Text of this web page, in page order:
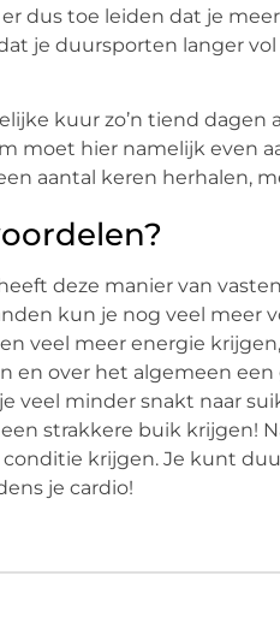
dus toe leiden dat je
je duursporten langer
kuur zo’n tiend
moet hier namelijk even
aantal keren herhalen,
deze manier van
kun je nog veel meer
veel meer energie
en over het algemeen
veel minder snakt naar
strakkere buik krijgen!
krijgen. Je kunt
je cardio!